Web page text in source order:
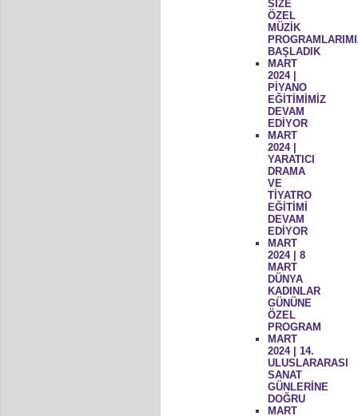
SİZE
ÖZEL
MÜZİK
BAŞLADIK
MART
2024 |
PİYANO
EĞİTİMİMİZ
DEVAM
EDİYOR
MART
2024 |
YARATICI
DRAMA
VE
TİYATRO
EĞİTİMİ
DEVAM
EDİYOR
MART
2024 | 8
MART
DÜNYA
KADINLAR
GÜNÜNE
ÖZEL
PROGRAM
MART
2024 | 14.
ULUSLARARASI
SANAT
GÜNLERİNE
DOĞRU
MART